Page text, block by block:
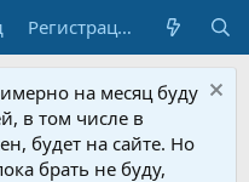
Регистрация
на месяц буду
в том числе в
будет на сайте. Но
брать не буду,